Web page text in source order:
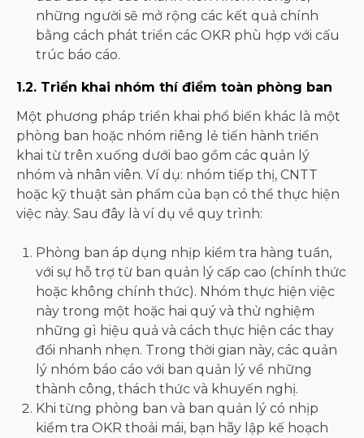
những người sẽ mở rộng các kết quả chính
bằng cách phát triển các OKR phù hợp với cấu
trúc báo cáo.
1.2. Triển khai nhóm thí điểm toàn phòng ban
Một phương pháp triển khai phổ biến khác là một
phòng ban hoặc nhóm riêng lẻ tiến hành triển
khai từ trên xuống dưới bao gồm các quản lý
nhóm và nhân viên. Ví dụ: nhóm tiếp thị, CNTT
hoặc kỹ thuật sản phẩm của bạn có thể thực hiện
việc này. Sau đây là ví dụ về quy trình:
Phòng ban áp dụng nhịp kiểm tra hàng tuần,
với sự hỗ trợ từ ban quản lý cấp cao (chính thức
hoặc không chính thức). Nhóm thực hiện việc
này trong một hoặc hai quý và thử nghiệm
những gì hiệu quả và cách thực hiện các thay
đổi nhanh nhẹn. Trong thời gian này, các quản
lý nhóm báo cáo với ban quản lý về những
thành công, thách thức và khuyến nghị.
Khi từng phòng ban và ban quản lý có nhịp
kiểm tra OKR thoải mái, bạn hãy lập kế hoạch